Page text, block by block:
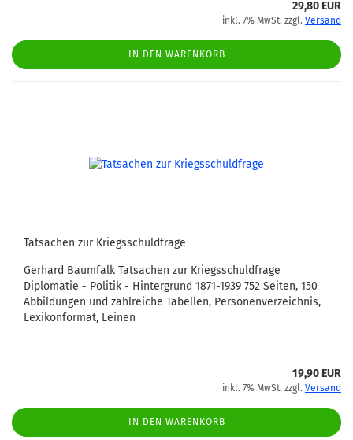
29,80 EUR
inkl. 7% MwSt. zzgl. Versand
IN DEN WARENKORB
Tatsachen zur Kriegsschuldfrage
Gerhard Baumfalk Tatsachen zur Kriegsschuldfrage
Diplomatie - Politik - Hintergrund 1871-1939 752 Seiten, 150
Abbildungen und zahlreiche Tabellen, Personenverzeichnis,
Lexikonformat, Leinen
19,90 EUR
inkl. 7% MwSt. zzgl. Versand
IN DEN WARENKORB